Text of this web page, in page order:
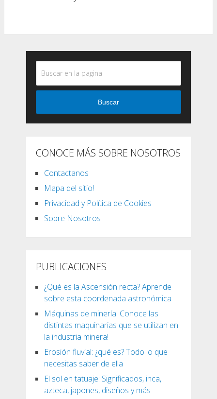
Buscar
CONOCE MÁS SOBRE NOSOTROS
Contactanos
Mapa del sitio!
Privacidad y Política de Cookies
Sobre Nosotros
PUBLICACIONES
¿Qué es la Ascensión recta? Aprende
sobre esta coordenada astronómica
Máquinas de minería. Conoce las
distintas maquinarias que se utilizan en
la industria minera!
Erosión fluvial: ¿qué es? Todo lo que
necesitas saber de ella
El sol en tatuaje: Significados, inca,
azteca, japones, diseños y más